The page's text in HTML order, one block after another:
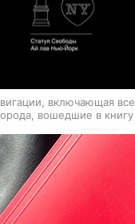
включающая
вошедшие в книгу